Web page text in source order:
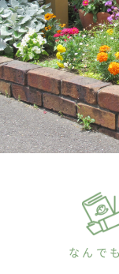
なんで